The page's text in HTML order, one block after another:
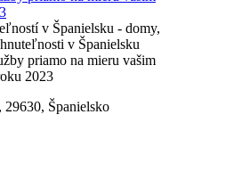
v Španielsku - domy,
v Španielsku
priamo na mieru vašim
2023
29630, Španielsko